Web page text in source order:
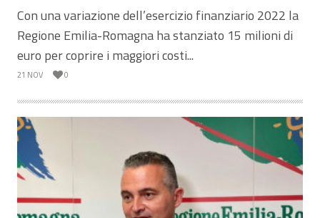
Con una variazione dell’esercizio finanziario 2022 la
Regione Emilia-Romagna ha stanziato 15 milioni di
euro per coprire i maggiori costi...
21 NOV 0